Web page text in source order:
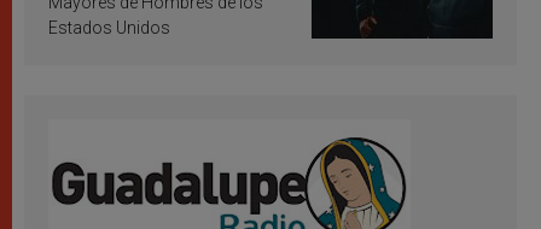
Estados Unidos